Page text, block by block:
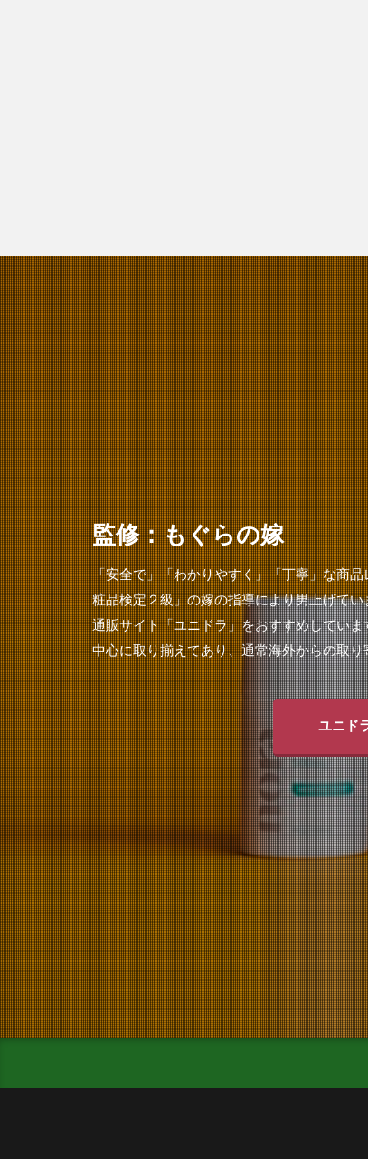
監修：もぐらの嫁
「安全で」「わかりやすく」「丁寧」な商
粧品検定２級」の嫁の指導により男上げて
通販サイト「ユニドラ」をおすすめしてい
中心に取り揃えてあり、通常海外からの取
ユニド